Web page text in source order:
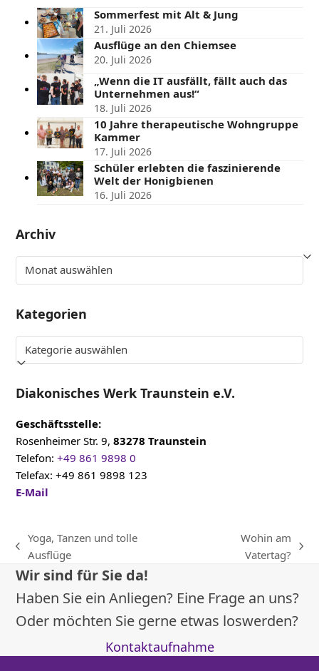
Sommerfest mit Alt & Jung
21. Juli 2026
Ausflüge an den Chiemsee
20. Juli 2026
„Wenn die IT ausfällt, fällt auch das
Unternehmen aus!“
18. Juli 2026
10 Jahre therapeutische Wohngruppe
Kammer
17. Juli 2026
Schüler erlebten die faszinierende
Welt der Honigbienen
16. Juli 2026
Archiv
Archiv
Kategorien
Kategorien
Diakonisches Werk Traunstein e.V.
Geschäftsstelle:
Rosenheimer Str. 9,83278 Traunstein
Telefon:+49 861 9898 0
Telefax: +49 861 9898 123
E-Mail
vorheriger
Beitrag:
Yoga, Tanzen und tolle
Ausflüge
Wohin am
Vatertag?
Wir sind für Sie da!
Haben Sie ein Anliegen? Eine Frage an uns?
Oder möchten Sie gerne etwas loswerden?
Kontaktaufnahme